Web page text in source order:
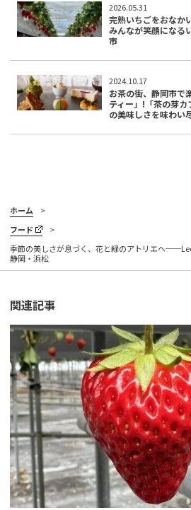
2026.05.31
完熟いちごをおなか
みんなが笑顔になる
市
2024.10.17
お茶の街、静岡市で
ティー」!「茶の芽
の美味しさを味わい
ホーム
フード
季節の美しさが息づく、花と緑のアトリエへ
静岡・浜松
関連記事